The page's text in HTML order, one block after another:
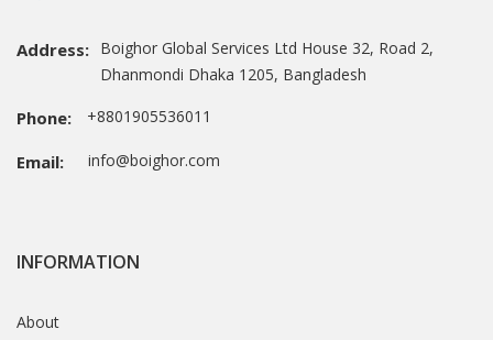
Address: Boighor Global Services Ltd House 32, Road 2,
Dhanmondi Dhaka 1205, Bangladesh
Phone: +8801905536011
Email: info@boighor.com
INFORMATION
About